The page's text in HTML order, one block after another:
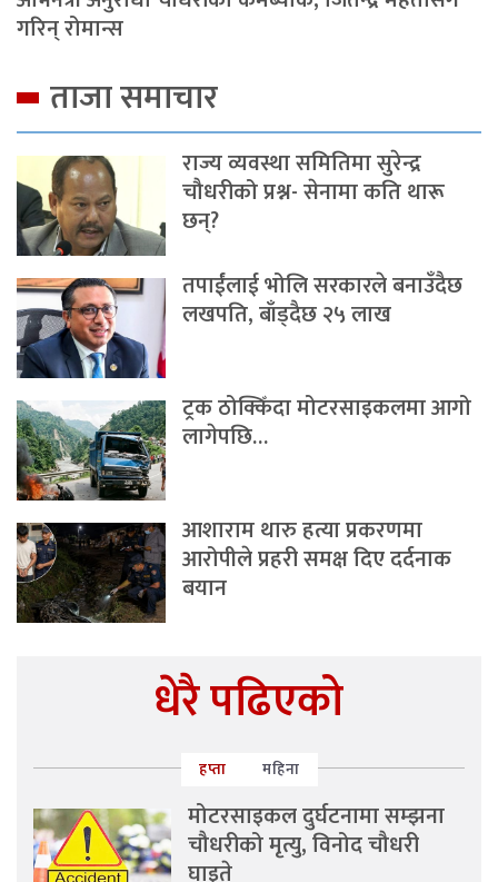
गरिन् रोमान्स
ताजा समाचार
राज्य व्यवस्था समितिमा सुरेन्द्र
चौधरीको प्रश्न- सेनामा कति थारू
छन्?
तपाईंलाई भोलि सरकारले बनाउँदैछ
लखपति, बाँड्दैछ २५ लाख
ट्रक ठोक्किँदा मोटरसाइकलमा आगो
लागेपछि…
आशाराम थारु हत्या प्रकरणमा
आरोपीले प्रहरी समक्ष दिए दर्दनाक
बयान
धेरै पढिएको
हप्ता महिना
मोटरसाइकल दुर्घटनामा सम्झना
चौधरीको मृत्यु, विनोद चौधरी
घाइते